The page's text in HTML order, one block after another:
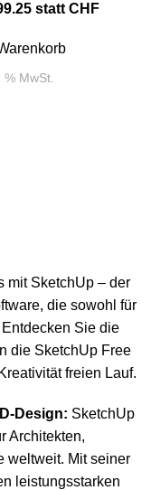
statt CHF
% MwSt.
mit SketchUp – der
die sowohl für
Sie die
die SketchUp Free
freien Lauf.
Design: SketchUp
Architekten,
weltweit. Mit seiner
leistungsstarken